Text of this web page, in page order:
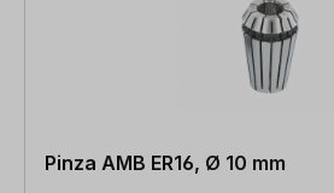
Pinza AMB ER16, Ø 10 mm